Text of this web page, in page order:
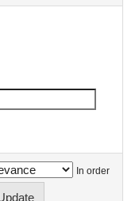
In order